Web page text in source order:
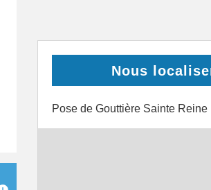
Nous
Pose de Gouttière Sainte